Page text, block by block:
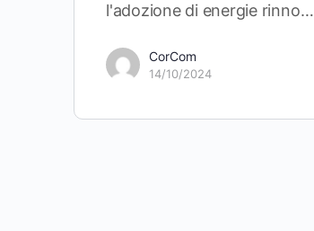
l'adozione di energie rinno…
CorCom
14/10/2024